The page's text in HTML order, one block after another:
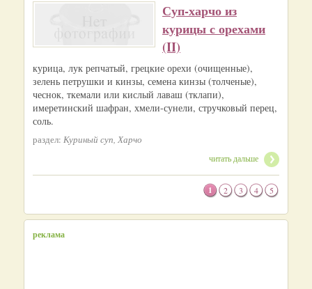
Суп-харчо из
курицы с орехами
(II)
курица, лук репчатый, грецкие орехи (очищенные),
зелень петрушки и кинзы, семена кинзы (толченые),
чеснок, ткемали или кислый лаваш (тклапи),
имеретинский шафран, хмели-сунели, стручковый перец,
соль.
раздел: Куриный суп, Харчо
читать дальше
1 2 3 4 5
реклама